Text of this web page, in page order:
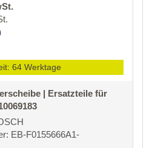
64 Werktage
| Ersatzteile für
EB-F0155666A1-